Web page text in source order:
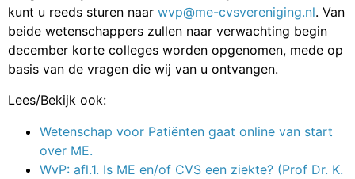
kunt u reeds sturen naar wvp@me-cvsvereniging.nl. Van
beide wetenschappers zullen naar verwachting begin
december korte colleges worden opgenomen, mede op
basis van de vragen die wij van u ontvangen.
Lees/Bekijk ook:
Wetenschap voor Patiënten gaat online van start
over ME.
WvP: afl.1. Is ME en/of CVS een ziekte? (Prof Dr. K.